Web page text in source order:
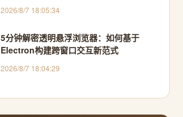
2026/8/7 18:05:34
5分钟解密透明悬浮浏览器：如何基于
Electron构建跨窗口交互新范式
2026/8/7 18:04:29